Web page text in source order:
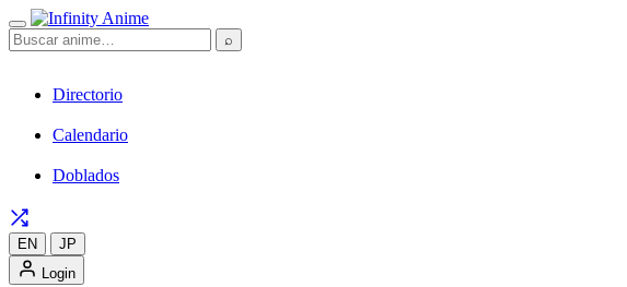
⌕
Directorio
Calendario
Doblados
EN
JP
Login